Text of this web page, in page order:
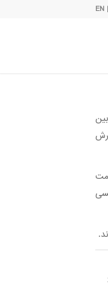
| EN
تخته انواع فرش
از قیمت
شانسی